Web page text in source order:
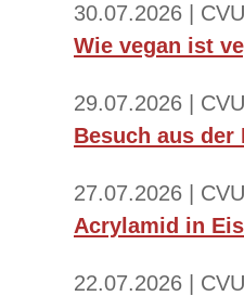
30.07.2026 |
Wie vegan ist
29.07.2026 |
Besuch aus der
27.07.2026 |
Acrylamid in
22.07.2026 |